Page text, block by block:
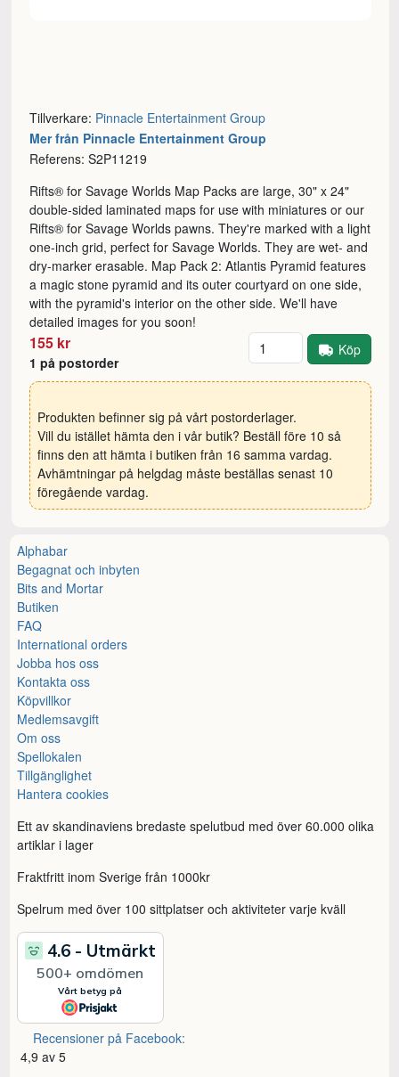
Tillverkare: Pinnacle Entertainment Group
Mer från Pinnacle Entertainment Group
Referens: S2P11219
Rifts® for Savage Worlds Map Packs are large, 30" x 24"
double-sided laminated maps for use with miniatures or our
Rifts® for Savage Worlds pawns. They're marked with a light
one-inch grid, perfect for Savage Worlds. They are wet- and
dry-marker erasable. Map Pack 2: Atlantis Pyramid features
a magic stone pyramid and its outer courtyard on one side,
with the pyramid's interior on the other side. We'll have
detailed images for you soon!
155 kr
1 på postorder
Antal Köp
Produkten befinner sig på vårt postorderlager.
Vill du istället hämta den i vår butik? Beställ före 10 så
finns den att hämta i butiken från 16 samma vardag.
Avhämtningar på helgdag måste beställas senast 10
föregående vardag.
Alphabar
Begagnat och inbyten
Bits and Mortar
Butiken
FAQ
International orders
Jobba hos oss
Kontakta oss
Köpvillkor
Medlemsavgift
Om oss
Spellokalen
Tillgänglighet
Hantera cookies
Ett av skandinaviens bredaste spelutbud med över 60.000 olika
artiklar i lager
Fraktfritt inom Sverige från 1000kr
Spelrum med över 100 sittplatser och aktiviteter varje kväll
Recensioner på Facebook:
4,9 av 5